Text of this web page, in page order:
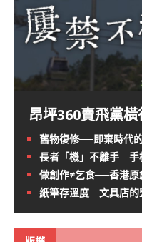
昂坪360賣飛黨
舊物復修──即棄時代
長者「機」不離手 手
做創作≠乞食──香港原
紙筆存溫度 文具店的